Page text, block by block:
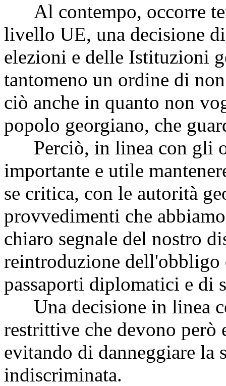
Al contempo, occorre
livello UE, una decisione
elezioni e delle Istituzioni
tantomeno un ordine di
ciò anche in quanto non
popolo georgiano, che
Perciò, in linea con gli
importante e utile
se critica, con le autorità
provvedimenti che
chiaro segnale del nostro
reintroduzione
passaporti diplomatici e di
Una decisione in linea
restrittive che devono però
evitando di danneggiare la
indiscriminata.